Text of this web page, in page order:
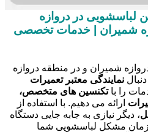
لباسشویی در دروازه
شمیران | خدمات تخصصی
شمیران و در منطقه دروازه
نمایندگی معتبر تعمیرات
را باتکنسین های متخصص،
ارائه می دهیم. با استفاده از
، دیگر نیازی به جابه جایی دستگاه
زمان مشکل لباسشویی شما